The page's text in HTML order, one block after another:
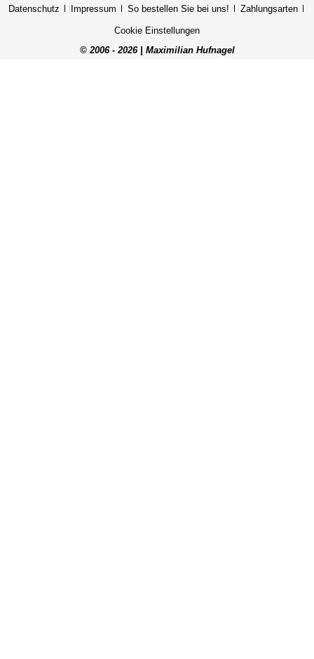
Datenschutz Impressum So bestellen Sie bei uns! Zahlungsarten
Cookie Einstellungen
© 2006 - 2026 | Maximilian Hufnagel